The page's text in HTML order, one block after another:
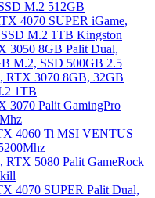
M.2 512GB
4070 SUPER iGame,
M.2 1TB Kingston
3050 8GB Palit Dual,
M.2, SSD 500GB 2.5
RTX 3070 8GB, 32GB
1TB
3070 Palit GamingPro
4060 Ti MSI VENTUS
5080 Palit GameRock
4070 SUPER Palit Dual,